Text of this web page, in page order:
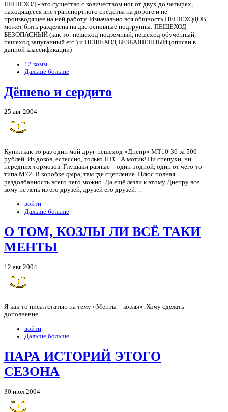
ПЕШЕХОД - это существо с количеством ног от двух до четырех,
находящееся вне транспортного средства на дороге и не
производящее на ней работу. Изначально вся общность ПЕШЕХОДОВ
может быть разделена на две основные подгруппы: ПЕШЕХОД
БЕЗОПАСНЫЙ (как-то: пешеход подземный, пешеход обученный,
пешеход запуганный etc.) и ПЕШЕХОД БЕЗБАШЕННЫЙ (описан в
данной классификации)
12 комм
Дальше больше
Дёшево и сердито
25 авг 2004
Купил как-то раз один мой друг-пешеход «Днепр» МТ10-36 за 500
рублей. Из доков, естессно, только ПТС. А мотик! Ни спепухи, ни
передних тормозов. Глущаки разные – один родной, один от чего-то
типа М72. В коробке дыра, там где сцепление. Плюс полная
раздолбанность всего чего можно. Да ещё лезли к этому Днепру все
кому не лень из его друзей, друзей его друзей…
войти
Дальше больше
О ТОМ, КОЗЛЫ ЛИ ВСЁ ТАКИ
МЕНТЫ
12 авг 2004
Я как-то писал статью на тему «Менты – козлы». Хочу сделать
дополнение.
войти
Дальше больше
ПАРА ИСТОРИЙ ЭТОГО
СЕЗОНА
30 июл 2004